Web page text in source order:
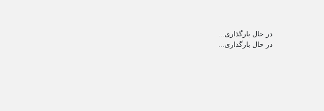
در حال بارگذاری...
در حال بارگذاری...